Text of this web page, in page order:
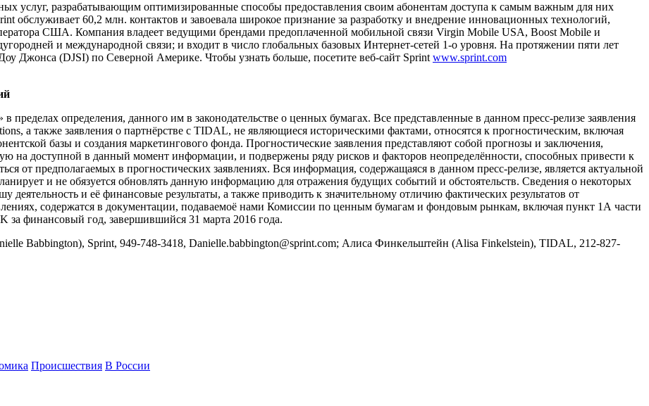
услуг, разрабатывающим оптимизированные способы предоставления своим абонентам доступа к самым важным для них
обслуживает 60,2 млн. контактов и завоевала широкое признание за разработку и внедрение инновационных технологий,
США. Компания владеет ведущими брендами предоплаченной мобильной связи Virgin Mobile USA, Boost Mobile и
и международной связи; и входит в число глобальных базовых Интернет-сетей 1-о уровня. На протяжении пяти лет
Джонса (DJSI) по Северной Америке. Чтобы узнать больше, посетите веб-сайт Sprintwww.sprint.com
пределах определения, данного им в законодательстве о ценных бумагах. Все представленные в данном пресс-релизе заявления
а также заявления о партнёрстве с TIDAL, не являющиеся историческими фактами, относятся к прогностическим, включая
базы и создания маркетингового фонда. Прогностические заявления представляют собой прогнозы и заключения,
на доступной в данный момент информации, и подвержены ряду рисков и факторов неопределённости, способных привести к
от предполагаемых в прогностических заявлениях. Вся информация, содержащаяся в данном пресс-релизе, является актуальной
и не обязуется обновлять данную информацию для отражения будущих событий и обстоятельств. Сведения о некоторых
деятельность и её финансовые результаты, а также приводить к значительному отличию фактических результатов от
содержатся в документации, подаваемоё нами Комиссии по ценным бумагам и фондовым рынкам, включая пункт 1А части
за финансовый год, завершившийся 31 марта 2016 года.
Sprint, 949-748-3418, Danielle.babbington@sprint.com; Алиса Финкельштейн (Alisa Finkelstein), TIDAL, 212-827-
Происшествия В России